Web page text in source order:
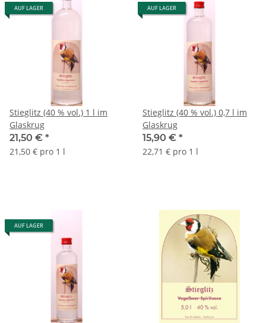
AUF LAGER
Stieglitz (40 % vol.) 1 l im
Glaskrug
21,50 € *
21,50 € pro 1 l
AUF LAGER
Stieglitz (40 % vol.) 0,7 l im
Glaskrug
15,90 € *
22,71 € pro 1 l
AUF LAGER